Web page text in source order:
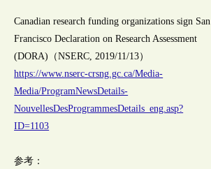
Canadian research funding organizations sign San
Francisco Declaration on Research Assessment
(DORA)（NSERC, 2019/11/13）
https://www.nserc-crsng.gc.ca/Media-
Media/ProgramNewsDetails-
NouvellesDesProgrammesDetails_eng.asp?
ID=1103
参考：